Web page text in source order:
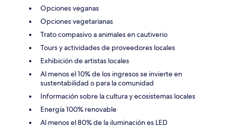
Opciones veganas
Opciones vegetarianas
Trato compasivo a animales en cautiverio
Tours y actividades de proveedores locales
Exhibición de artistas locales
Al menos el 10% de los ingresos se invierte en
sustentabilidad o para la comunidad
Información sobre la cultura y ecosistemas locales
Energía 100% renovable
Al menos el 80% de la iluminación es LED